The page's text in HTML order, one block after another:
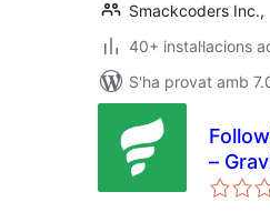
Smackcoders Inc.,
40+ instal·lacions
S'ha provat amb
–